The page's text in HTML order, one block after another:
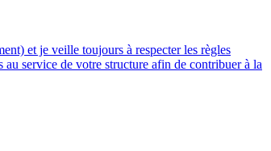
et je veille toujours à respecter les règles
au service de votre structure afin de contribuer à la